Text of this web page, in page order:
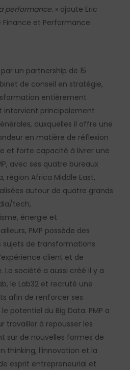
performance. » ajoute Eric
Finance et Performance.
PMP
un partnership de 15
de conseil en stratégie,
entièrement
intervient principalement
auxquelles il offre une
en matière de réflexion
et forte capacité à livrer une
avec ses quatre bureaux
région Africa Middle East,
autour de quatre grands
tech,
énergie et
PMP possède des
sujets de transformations
client et de
société a aussi créé il y a
le Lab32 et recruté une
afin de renforcer ses
potentiel du Big Data. PMP a
travailler à repousser les
sur de nouvelles formes de
thinking, l’innovation et la
esprit entrepreneurial et